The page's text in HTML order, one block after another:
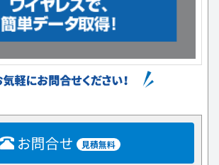
お問合せ 見積無料